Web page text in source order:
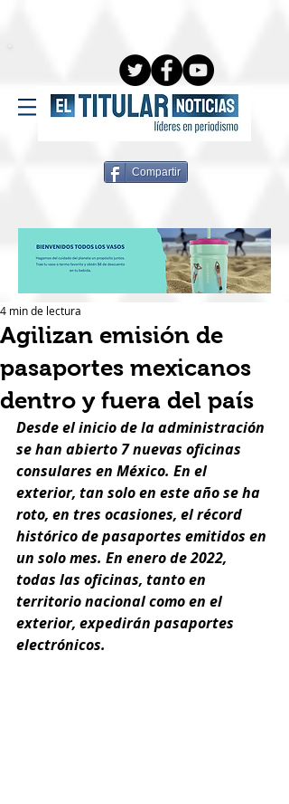
Compartir
Agilizan emisión de
pasaportes mexicanos
dentro y fuera del país
4 min de lectura
Desde el inicio de la administración
se han abierto 7 nuevas oficinas
consulares en México. En el
exterior, tan solo en este año se ha
roto, en tres ocasiones, el récord
histórico de pasaportes emitidos en
un solo mes. En enero de 2022,
todas las oficinas, tanto en
territorio nacional como en el
exterior, expedirán pasaportes
electrónicos.